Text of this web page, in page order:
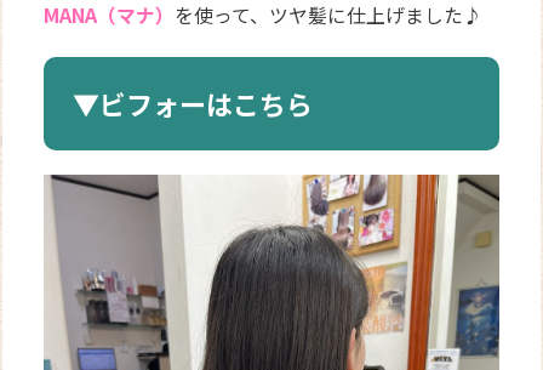
MANA（マナ） を使って、ツヤ髪に仕上げました♪
▼ビフォーはこちら